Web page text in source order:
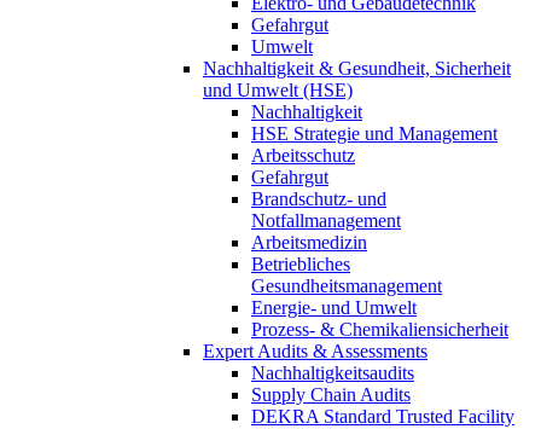
Gefahrgut
Umwelt
Nachhaltigkeit & Gesundheit, Sicherheit
und Umwelt (HSE)
Nachhaltigkeit
HSE Strategie und Management
Arbeitsschutz
Gefahrgut
Brandschutz- und
Notfallmanagement
Arbeitsmedizin
Betriebliches
Gesundheitsmanagement
Energie- und Umwelt
Prozess- & Chemikaliensicherheit
Expert Audits & Assessments
Nachhaltigkeitsaudits
Supply Chain Audits
DEKRA Standard Trusted Facility